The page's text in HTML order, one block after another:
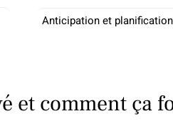
Anticipation et planification
et comment ça